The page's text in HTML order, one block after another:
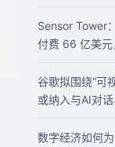
Sensor Tower
付费 66 亿美
谷歌拟围绕“可
或纳入与AI对
数字经济如何